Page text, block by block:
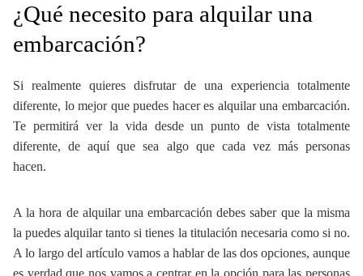
¿Qué necesito para alquilar una
embarcación?
Si realmente quieres disfrutar de una experiencia totalmente
diferente, lo mejor que puedes hacer es alquilar una embarcación.
Te permitirá ver la vida desde un punto de vista totalmente
diferente, de aquí que sea algo que cada vez más personas
hacen.
A la hora de alquilar una embarcación debes saber que la misma
la puedes alquilar tanto si tienes la titulación necesaria como si no.
A lo largo del artículo vamos a hablar de las dos opciones, aunque
es verdad que nos vamos a centrar en la opción para las personas